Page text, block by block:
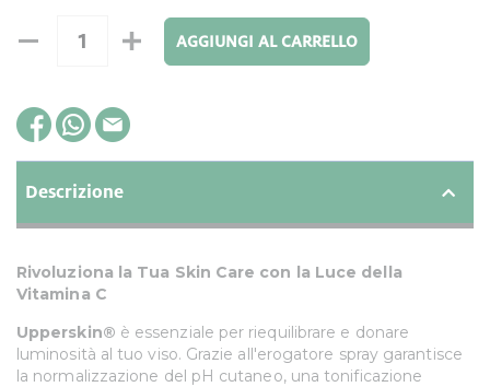
AGGIUNGI AL CARRELLO
Descrizione
Rivoluziona la Tua Skin Care con la Luce della
Vitamina C
Upperskin® è essenziale per riequilibrare e donare
luminosità al tuo viso. Grazie all'erogatore spray garantisce
la normalizzazione del pH cutaneo, una tonificazione